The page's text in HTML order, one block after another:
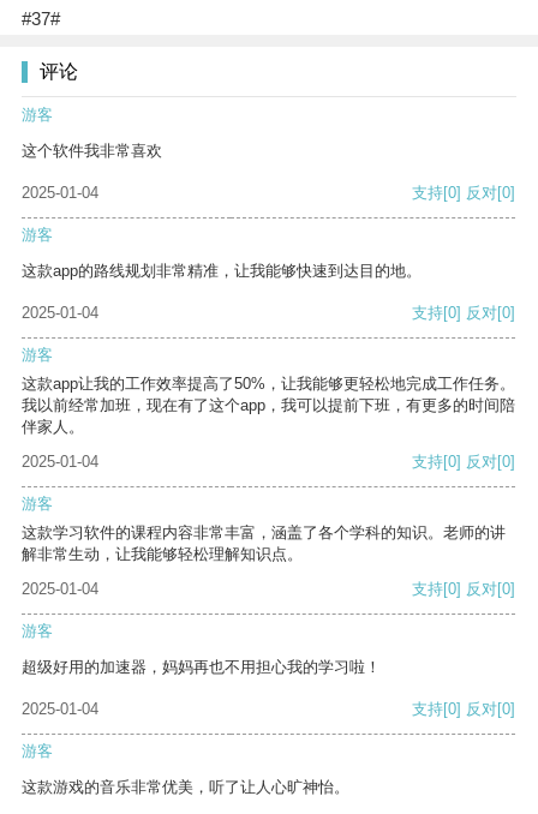
#37#
评论
游客
这个软件我非常喜欢
2025-01-04 支持[0] 反对[0]
游客
这款app的路线规划非常精准，让我能够快速到达目的地。
2025-01-04 支持[0] 反对[0]
游客
这款app让我的工作效率提高了50%，让我能够更轻松地完成工作任务。
我以前经常加班，现在有了这个app，我可以提前下班，有更多的时间陪
伴家人。
2025-01-04
支持[0] 反对[0]
游客
这款学习软件的课程内容非常丰富，涵盖了各个学科的知识。老师的讲
解非常生动，让我能够轻松理解知识点。
2025-01-04
支持[0] 反对[0]
游客
超级好用的加速器，妈妈再也不用担心我的学习啦！
2025-01-04 支持[0] 反对[0]
游客
这款游戏的音乐非常优美，听了让人心旷神怡。